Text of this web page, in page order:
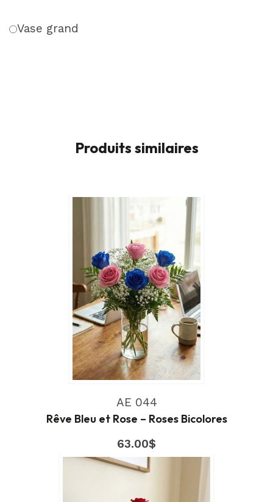
Vase grand
Produits similaires
AE 044
Rêve Bleu et Rose – Roses Bicolores
63.00$